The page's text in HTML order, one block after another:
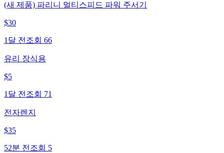
(새 제품) 파리니 멀티스피드 파워 주서기
$30
1달 전 조회 66
유리 장식용
$5
1달 전 조회 71
전자렌지
$35
52분 전 조회 5